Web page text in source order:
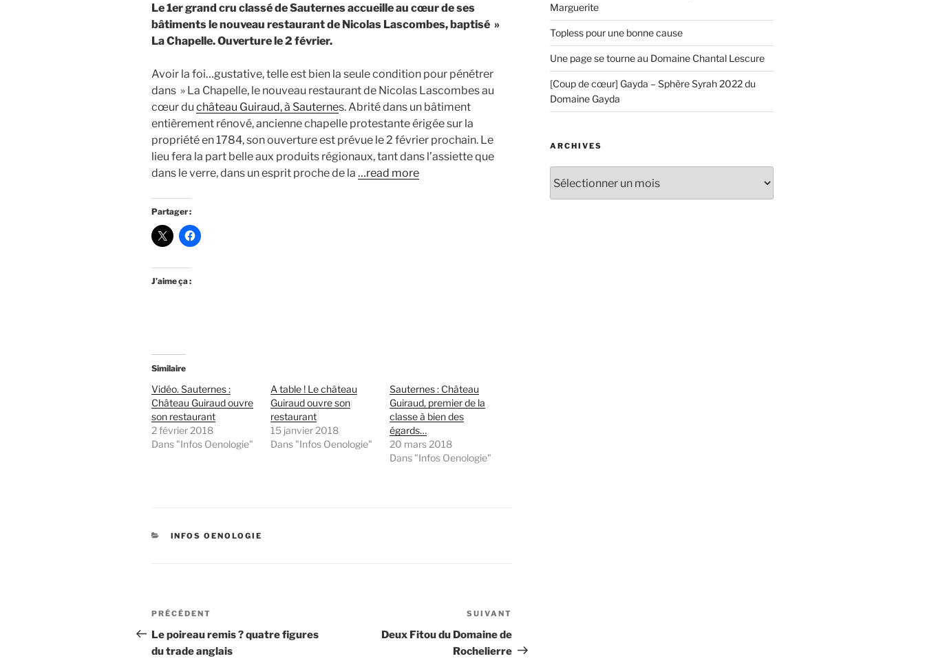
Le 1er grand cru classé de Sauternes accueille au cœur de ses
bâtiments le nouveau restaurant de Nicolas Lascombes, baptisé »
La Chapelle. Ouverture le 2 février.
Avoir la foi…gustative, telle est bien la seule condition pour pénétrer
dans » La Chapelle, le nouveau restaurant de Nicolas Lascombes au
cœur du château Guiraud, à Sauternes. Abrité dans un bâtiment
entièrement rénové, ancienne chapelle protestante érigée sur la
propriété en 1784, son ouverture est prévue le 2 février prochain. Le
lieu fera la part belle aux produits régionaux, tant dans l’assiette que
dans le verre, dans un esprit proche de la …read more
Partager :
J’aime ça :
Similaire
Vidéo. Sauternes :
Château Guiraud ouvre
son restaurant
2 février 2018
Dans "Infos Oenologie"
A table ! Le château
Guiraud ouvre son
restaurant
15 janvier 2018
Dans "Infos Oenologie"
Sauternes : Château
Guiraud, premier de la
classe à bien des
égards…
20 mars 2018
Dans "Infos Oenologie"
CATÉGORIES
INFOS OENOLOGIE
Navigation
de
l’article
Article
précédent
PRÉCÉDENT
Le poireau remis ? quatre figures
du trade anglais
suivant
SUIVANT
Deux Fitou du Domaine de
Rochelierre
Marguerite
Topless pour une bonne cause
Une page se tourne au Domaine Chantal Lescure
[Coup de cœur] Gayda – Sphère Syrah 2022 du
Domaine Gayda
ARCHIVES